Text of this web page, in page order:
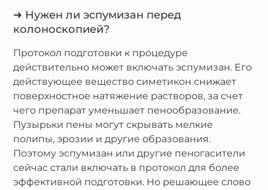
➜ Нужен ли эспумизан перед
колоноскопией?
Протокол подготовки к процедуре
действительно может включать эспумизан. Его
действующее вещество симетикон снижает
поверхностное натяжение растворов, за счет
чего препарат уменьшает пенообразование.
Пузырьки пены могут скрывать мелкие
полипы, эрозии и другие образования.
Поэтому эспумизан или другие пеногасители
сейчас стали включать в протокол для более
эффективной подготовки. Но решающее слово